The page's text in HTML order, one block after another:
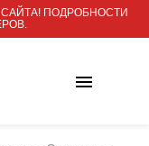
ПОДРОБНОСТИ